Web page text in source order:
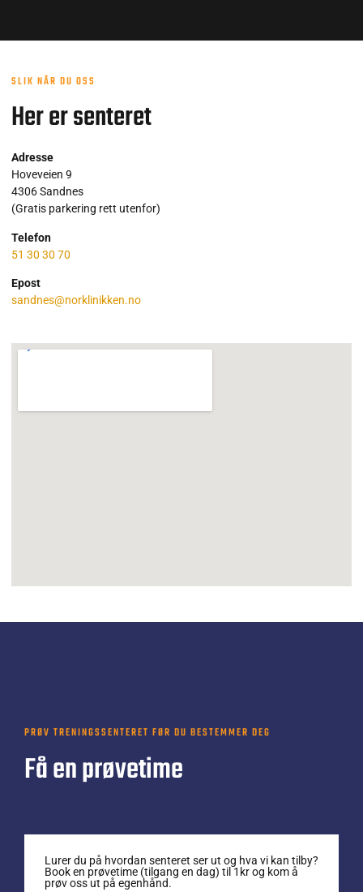
SLIK NÅR DU OSS
Her er senteret
Adresse
Hoveveien 9
4306 Sandnes
(Gratis parkering rett utenfor)
Telefon
51 30 30 70
Epost
sandnes@norklinikken.no
PRØV TRENINGSSENTERET FØR DU BESTEMMER DEG
Få en prøvetime
Lurer du på hvordan senteret ser ut og hva vi kan tilby?
Book en prøvetime (tilgang en dag) til 1kr og kom å
prøv oss ut på egenhånd.